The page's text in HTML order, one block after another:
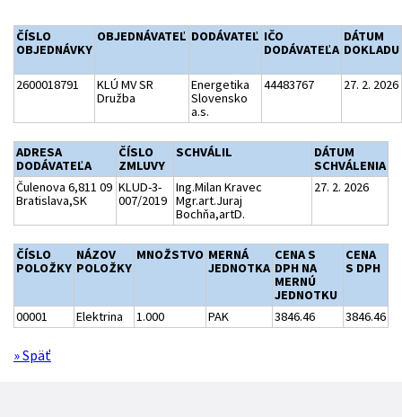
ČÍSLO
OBJEDNÁVKY
OBJEDNÁVATEĽ DODÁVATEĽ IČO
DODÁVATEĽA
DÁTUM
DOKLADU
2600018791
KLÚ MV SR
Družba
Energetika
Slovensko
a.s.
44483767 27. 2. 2026
ADRESA
DODÁVATEĽA
ČÍSLO
ZMLUVY
SCHVÁLIL
DÁTUM
SCHVÁLENIA
Čulenova 6,811 09
Bratislava,SK
KLUD-3-
007/2019
Ing.Milan Kravec
Mgr.art.Juraj
Bochňa,artD.
27. 2. 2026
ČÍSLO
POLOŽKY
NÁZOV
POLOŽKY
MNOŽSTVO MERNÁ
JEDNOTKA
CENA S
DPH NA
MERNÚ
JEDNOTKU
CENA
S DPH
00001 Elektrina 1.000 PAK 3846.46 3846.46
» Späť